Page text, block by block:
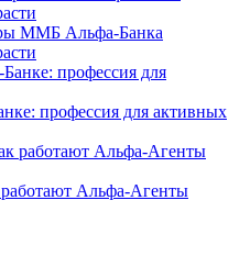
ММБ Альфа-Банка
профессия для активных
работают Альфа-Агенты